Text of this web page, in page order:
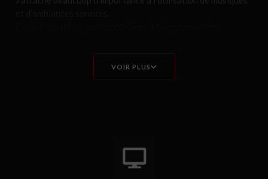
et à rendre la vidéo plus immersive et donc plus agréable à
VOIR PLUS